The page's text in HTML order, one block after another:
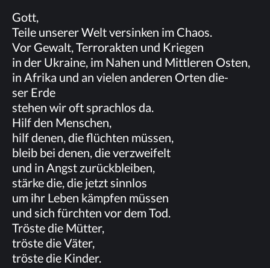
Gott,
Tei­le un­se­rer Welt ver­sin­ken im Chaos.
Vor Ge­walt, Ter­ror­ak­ten und Kriegen
in der Ukrai­ne, im Na­hen und Mitt­le­ren Os­ten,
in Afri­ka und an vie­len an­de­ren Or­ten die­
ser Erde
ste­hen wir oft sprach­los da.
Hilf den Menschen,
hilf de­nen, die flüch­ten müssen,
bleib bei de­nen, die verzweifelt
und in Angst zurückbleiben,
stär­ke die, die jetzt sinnlos
um ihr Le­ben kämp­fen müssen
und sich fürch­ten vor dem Tod.
Trös­te die Mütter,
trös­te die Väter,
trös­te die Kinder.